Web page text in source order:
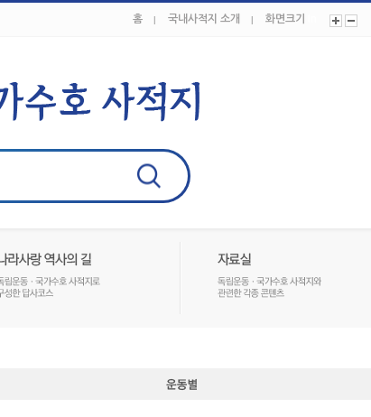
홈 국내사적지 소개 화면크기